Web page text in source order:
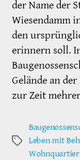
der Name der
Wiesendamm
den
erinnern soll.
Gelände an
zur Zeit
Schlagwörter
Leben mit